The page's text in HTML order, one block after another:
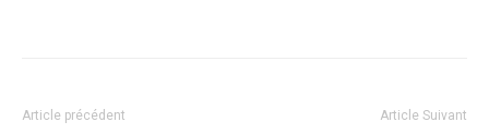
Article précédent Article Suivant